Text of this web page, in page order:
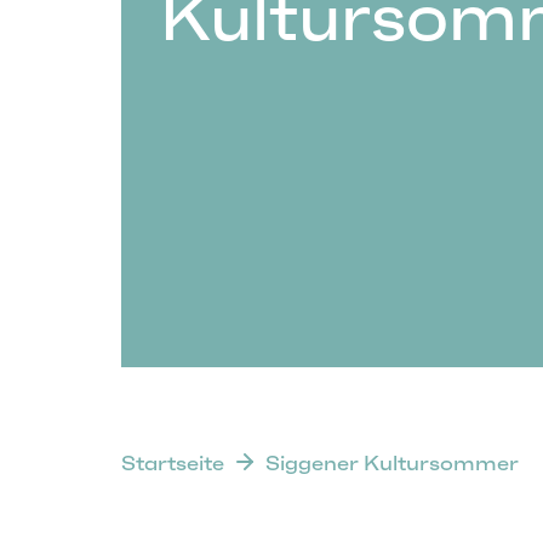
Startseite Siggener Kultursommer